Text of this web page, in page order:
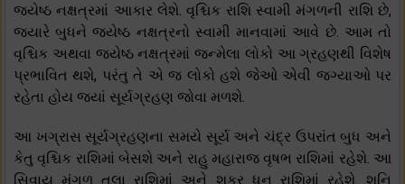
જ્યેષ્ઠ નક્ષત્રમાં આકાર લેશે. વૃશ્ચિક રાશિ સ્વામી મંગળની રાશિ છે,
જ્યારે બુધને જ્યેષ્ઠ નક્ષત્રનો સ્વામી માનવામાં આવે છે. આમ તો
વૃશ્ચિક અથવા જ્યેષ્ઠ નક્ષત્રમાં જન્મેલા લોકો આ ગ્રહણથી વિશેષ
પ્રભાવિત થશે, પરંતુ તે એ જ લોકો હશે જેઓ એવી જગ્યાઓ પર
રહેતા હોય જ્યાં સૂર્યગ્રહણ જોવા મળશે.
આ ખગ્રાસ સૂર્યગ્રહણના સમયે સૂર્ય અને ચંદ્ર ઉપરાંત બુધ અને
કેતુ વૃશ્ચિક રાશિમાં બેસશે અને રાહુ મહારાજ વૃષભ રાશિમાં રહેશે. આ
સિવાય મંગળ તુલા રાશિમાં અને શુક્ર ધનુ રાશિમાં રહેશે. શનિ